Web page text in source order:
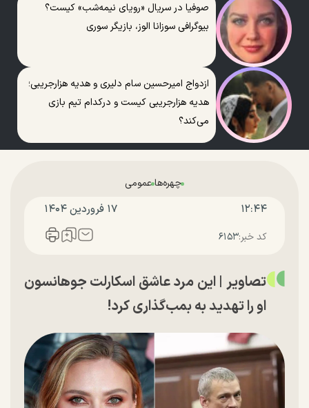
صوفیا در سریال «رویای نیمه‌شب» کیست؟
بیوگرافی سوزانا الوز، بازیگر سوری
ازدواج امیرحسین سام دلیری و هدیه هزارجریبی؛
هدیه هزارجریبی کیست و درکدام تیم بازی
می‌کند؟
چهره‌هاعمومی
۱۲:۴۴ ۱۷ فروردين ۱۴۰۴
کد خبر:۶۱۵۳
تصاویر | این مرد عاشق اسکارلت جوهانسون
او را تهدید به بمب‌گذاری کرد!